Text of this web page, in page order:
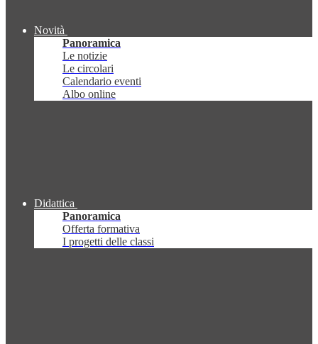
Novità
Panoramica
Le notizie
Le circolari
Calendario eventi
Albo online
Didattica
Panoramica
Offerta formativa
I progetti delle classi